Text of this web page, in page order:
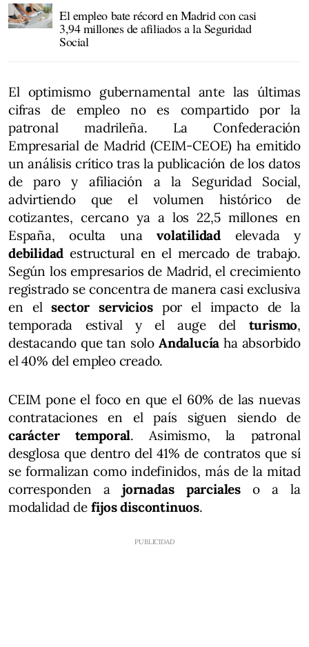
El empleo bate récord en Madrid con casi
3,94 millones de afiliados a la Seguridad
Social
El optimismo gubernamental ante las últimas
cifras de empleo no es compartido por la
patronal madrileña. La Confederación
Empresarial de Madrid (CEIM-CEOE) ha emitido
un análisis crítico tras la publicación de los datos
de paro y afiliación a la Seguridad Social,
advirtiendo que el volumen histórico de
cotizantes, cercano ya a los 22,5 millones en
España, oculta unavolatilidad elevada y
debilidadestructural en el mercado de trabajo.
Según los empresarios de Madrid, el crecimiento
registrado se concentra de manera casi exclusiva
en elsector serviciospor el impacto de la
temporada estival y el auge del turismo,
destacando que tan solo Andalucíaha absorbido
el 40% del empleo creado.
CEIM pone el foco en que el 60% de las nuevas
contrataciones en el país siguen siendo de
carácter temporal. Asimismo, la patronal
desglosa que dentro del 41% de contratos que sí
se formalizan como indefinidos, más de la mitad
corresponden ajornadas parciales o a la
modalidad de fijos discontinuos.